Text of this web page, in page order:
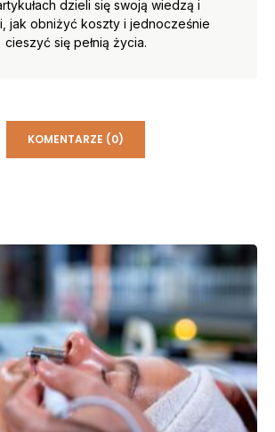
dzieli się swoją wiedzą i
jak obniżyć koszty i jednocześnie
cieszyć się pełnią życia.
KOMENTARZE (0)